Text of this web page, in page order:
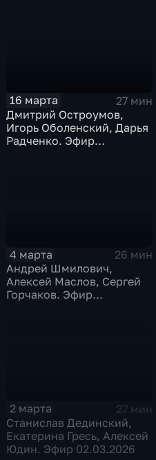
16 марта
27 мин
Дмитрий Остроумов,
Игорь Оболенский, Дарья
Радченко. Эфир
4 марта
26 мин
Андрей Шмилович,
Алексей Маслов, Сергей
Горчаков. Эфир
2 марта
27 мин
Станислав Дединский,
Екатерина Гресь, Алексей
Юдин. Эфир 02.03.2026